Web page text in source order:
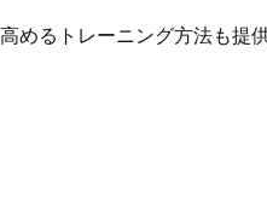
めるトレーニング方法も提